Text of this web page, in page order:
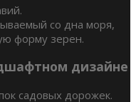
со дна моря,
форму зерен.
дизайне
садовых дорожек.